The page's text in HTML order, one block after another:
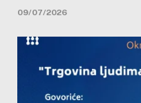
09/07/2026